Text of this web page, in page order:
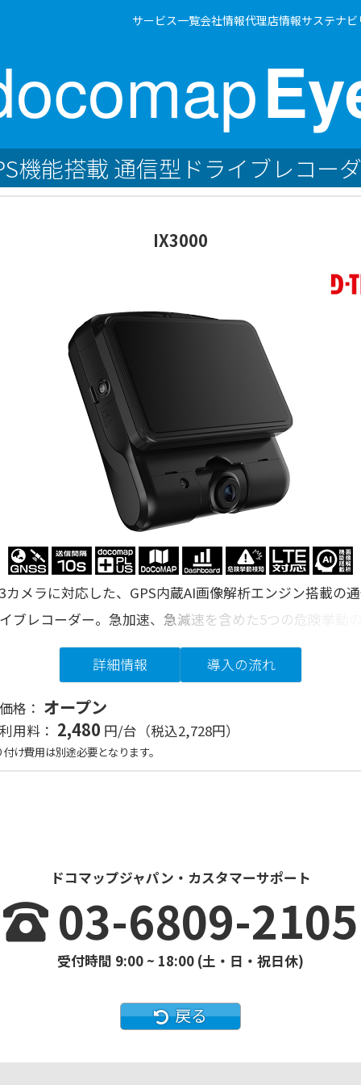
サービス一覧会社情報代理店情報サステナビ
機能搭載 通信型ドライブレコー
IX3000
カメラに対応した、GPS内蔵AI画像解析エンジン搭載の
ブレコーダー。急加速、急減速を含めた5つの危険挙動の
退時のバック信号も取得可能、さらにDMSカメラを活用
、安全運転に特化してご利用いただけます。
詳細情報 導入の流れ
格： オープン
用料： 2,480 円/台（税込2,728円）
け費用は別途必要となります。
ドコマップジャパン・カスタマーサポート
03-6809-2105
受付時間 9:00 ~ 18:00 (土・日・祝日休)
戻る